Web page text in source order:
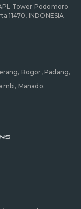
Tower Podomoro
11470, INDONESIA
Bogor, Padang,
Manado.